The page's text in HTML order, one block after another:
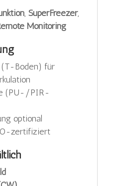
, SuperFreezer,
Monitoring
(T-Boden) für
(PU-/PIR-
optional
zertifiziert